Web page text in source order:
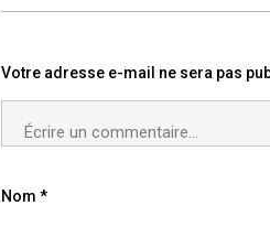
Votre adresse e-mail ne sera pas
Nom *